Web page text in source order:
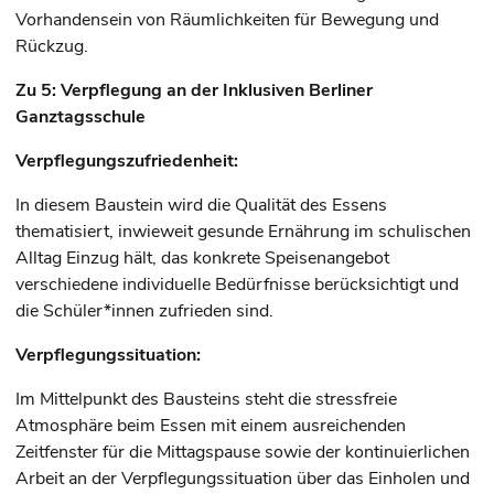
Vorhandensein von Räumlichkeiten für Bewegung und
Rückzug.
Zu 5: Verpflegung an der Inklusiven Berliner
Ganztagsschule
Verpflegungszufriedenheit:
In diesem Baustein wird die Qualität des Essens
thematisiert, inwieweit gesunde Ernährung im schulischen
Alltag Einzug hält, das konkrete Speisenangebot
verschiedene individuelle Bedürfnisse berücksichtigt und
die Schüler*innen zufrieden sind.
Verpflegungssituation:
Im Mittelpunkt des Bausteins steht die stressfreie
Atmosphäre beim Essen mit einem ausreichenden
Zeitfenster für die Mittagspause sowie der kontinuierlichen
Arbeit an der Verpflegungssituation über das Einholen und